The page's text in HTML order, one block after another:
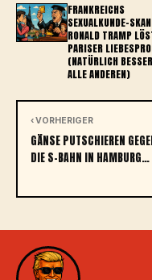
FRANKREICHS
SEXUALKUNDE-
RONALD TRAMP
PARISER
(NATÜRLICH
ALLE ANDEREN)
‹ VORHERIGER
GÄNSE PUTSCHIEREN
DIE S-BAHN IN HAMBURG…